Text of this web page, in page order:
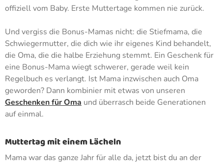
offiziell vom Baby. Erste Muttertage kommen nie zurück.
Und vergiss die Bonus-Mamas nicht: die Stiefmama, die
Schwiegermutter, die dich wie ihr eigenes Kind behandelt,
die Oma, die die halbe Erziehung stemmt. Ein Geschenk für
eine Bonus-Mama wiegt schwerer, gerade weil kein
Regelbuch es verlangt. Ist Mama inzwischen auch Oma
geworden? Dann kombinier mit etwas von unseren
Geschenken für Oma und überrasch beide Generationen
auf einmal.
Muttertag mit einem Lächeln
Mama war das ganze Jahr für alle da, jetzt bist du an der